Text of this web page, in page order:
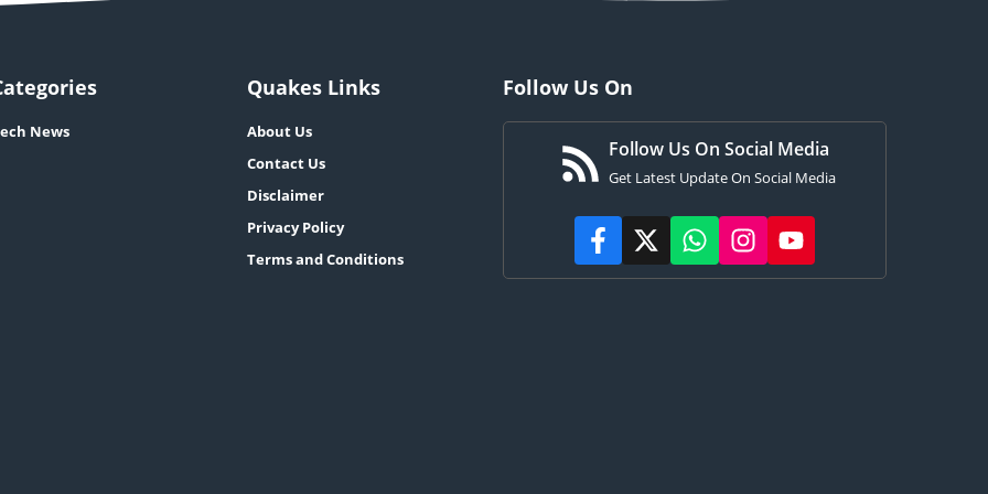
News
Quakes Links
About Us
Contact Us
Disclaimer
Privacy Policy
Terms and Conditions
Follow Us On
Follow Us On Social Media
Get Latest Update On Social Media